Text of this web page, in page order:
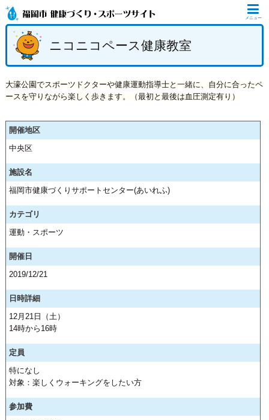
メニュー
ニコニコペース健康教室
大濠公園でスポーツドクターや健康運動指導士と一緒に、自分に合ったペ
ースを守りながら楽しく歩きます。
（最初と最後は血圧測定有り）
開催地区
中央区
施設名
福岡市健康づくりサポートセンター(あいれふ)
カテゴリ
運動・スポーツ
開催日
2019/12/21
日時詳細
12月21日（土）
14時から16時
定員
特になし
対象：楽しくウォーキングをしたい方
参加費